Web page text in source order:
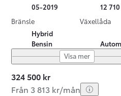
05-2019
12
Bränsle
Hybrid
Bensin
Växellåda
Visa mer
324 500 kr
Från 3 813 kr/mån